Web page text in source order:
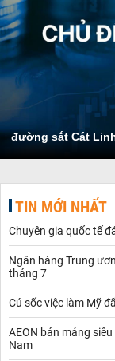
đường sắt Cát
TIN MỚI NHẤT
Chuyên gia quốc tế
Ngân hàng Trung
tháng 7
Cú sốc việc làm Mỹ
AEON bán mảng
Nam